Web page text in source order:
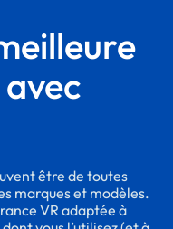
être de toutes
marques et modèles.
VR adaptée à